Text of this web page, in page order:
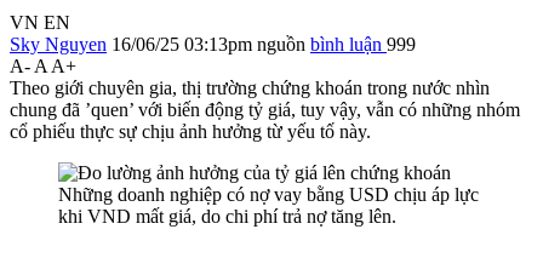
VN EN
Sky Nguyen 16/06/25 03:13pm nguồn bình luận 999
A- A A+
Theo giới chuyên gia, thị trường chứng khoán trong nước nhìn
chung đã ’quen’ với biến động tỷ giá, tuy vậy, vẫn có những nhóm
cổ phiếu thực sự chịu ảnh hưởng từ yếu tố này.
Những doanh nghiệp có nợ vay bằng USD chịu áp lực
khi VND mất giá, do chi phí trả nợ tăng lên.